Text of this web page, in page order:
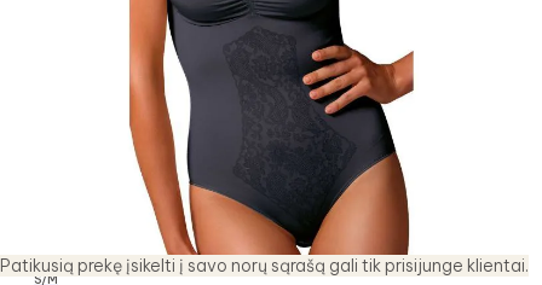
Patikusią prekę įsikelti į savo norų sąrašą gali tik prisijunge klientai.
S/M